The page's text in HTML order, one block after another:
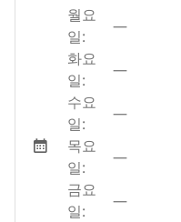
월요
일:
—
화요
일:
—
수요
일:
—
목요
일:
—
금요
일:
—